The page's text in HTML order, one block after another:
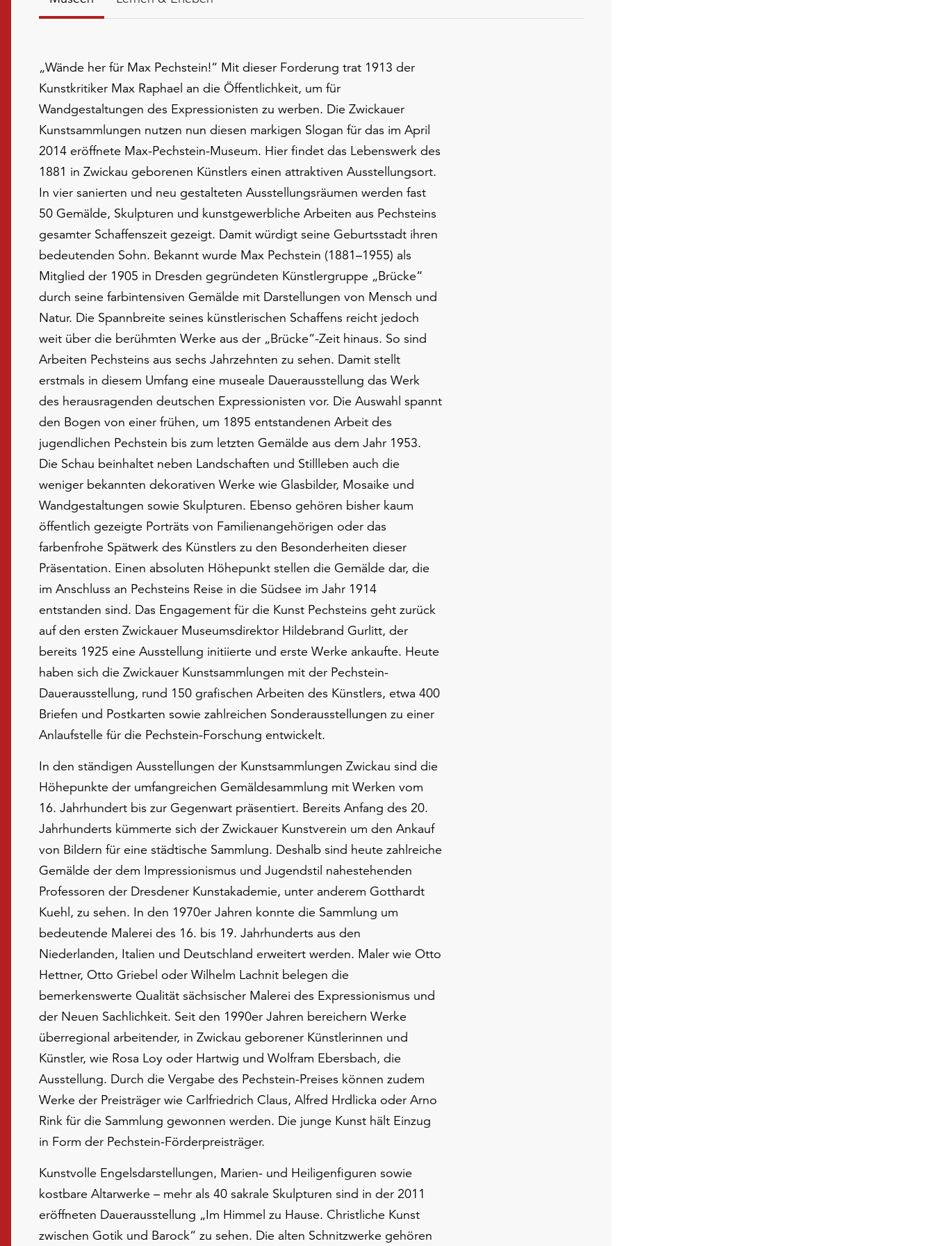
„Wände her für Max Pechstein!“ Mit dieser Forderung trat 1913 der
Kunstkritiker Max Raphael an die Öffentlichkeit, um für
Wandgestaltungen des Expressionisten zu werben. Die Zwickauer
Kunstsammlungen nutzen nun diesen markigen Slogan für das im April
2014 eröffnete Max-Pechstein-Museum. Hier findet das Lebenswerk des
1881 in Zwickau geborenen Künstlers einen attraktiven Ausstellungsort.
In vier sanierten und neu gestalteten Ausstellungsräumen werden fast
50 Gemälde, Skulpturen und kunstgewerbliche Arbeiten aus Pechsteins
gesamter Schaffenszeit gezeigt. Damit würdigt seine Geburtsstadt ihren
bedeutenden Sohn. Bekannt wurde Max Pechstein (1881–1955) als
Mitglied der 1905 in Dresden gegründeten Künstlergruppe „Brücke“
durch seine farbintensiven Gemälde mit Darstellungen von Mensch und
Natur. Die Spannbreite seines künstlerischen Schaffens reicht jedoch
weit über die berühmten Werke aus der „Brücke“-Zeit hinaus. So sind
Arbeiten Pechsteins aus sechs Jahrzehnten zu sehen. Damit stellt
erstmals in diesem Umfang eine museale Dauerausstellung das Werk
des herausragenden deutschen Expressionisten vor. Die Auswahl spannt
den Bogen von einer frühen, um 1895 entstandenen Arbeit des
jugendlichen Pechstein bis zum letzten Gemälde aus dem Jahr 1953.
Die Schau beinhaltet neben Landschaften und Stillleben auch die
weniger bekannten dekorativen Werke wie Glasbilder, Mosaike und
Wandgestaltungen sowie Skulpturen. Ebenso gehören bisher kaum
öffentlich gezeigte Porträts von Familienangehörigen oder das
farbenfrohe Spätwerk des Künstlers zu den Besonderheiten dieser
Präsentation. Einen absoluten Höhepunkt stellen die Gemälde dar, die
im Anschluss an Pechsteins Reise in die Südsee im Jahr 1914
entstanden sind. Das Engagement für die Kunst Pechsteins geht zurück
auf den ersten Zwickauer Museumsdirektor Hildebrand Gurlitt, der
bereits 1925 eine Ausstellung initiierte und erste Werke ankaufte. Heute
haben sich die Zwickauer Kunstsammlungen mit der Pechstein-
Dauerausstellung, rund 150 grafischen Arbeiten des Künstlers, etwa 400
Briefen und Postkarten sowie zahlreichen Sonderausstellungen zu einer
Anlaufstelle für die Pechstein-Forschung entwickelt.
In den ständigen Ausstellungen der Kunstsammlungen Zwickau sind die
Höhepunkte der umfangreichen Gemäldesammlung mit Werken vom
16. Jahrhundert bis zur Gegenwart präsentiert. Bereits Anfang des 20.
Jahrhunderts kümmerte sich der Zwickauer Kunstverein um den Ankauf
von Bildern für eine städtische Sammlung. Deshalb sind heute zahlreiche
Gemälde der dem Impressionismus und Jugendstil nahestehenden
Professoren der Dresdener Kunstakademie, unter anderem Gotthardt
Kuehl, zu sehen. In den 1970er Jahren konnte die Sammlung um
bedeutende Malerei des 16. bis 19. Jahrhunderts aus den
Niederlanden, Italien und Deutschland erweitert werden. Maler wie Otto
Hettner, Otto Griebel oder Wilhelm Lachnit belegen die
bemerkenswerte Qualität sächsischer Malerei des Expressionismus und
der Neuen Sachlichkeit. Seit den 1990er Jahren bereichern Werke
überregional arbeitender, in Zwickau geborener Künstlerinnen und
Künstler, wie Rosa Loy oder Hartwig und Wolfram Ebersbach, die
Ausstellung. Durch die Vergabe des Pechstein-Preises können zudem
Werke der Preisträger wie Carlfriedrich Claus, Alfred Hrdlicka oder Arno
Rink für die Sammlung gewonnen werden. Die junge Kunst hält Einzug
in Form der Pechstein-Förderpreisträger.
Kunstvolle Engelsdarstellungen, Marien- und Heiligenfiguren sowie
kostbare Altarwerke – mehr als 40 sakrale Skulpturen sind in der 2011
eröffneten Dauerausstellung „Im Himmel zu Hause. Christliche Kunst
zwischen Gotik und Barock“ zu sehen. Die alten Schnitzwerke gehören